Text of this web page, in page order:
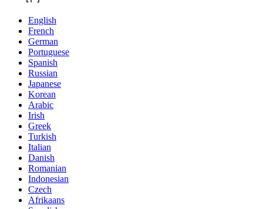
English
French
German
Portuguese
Spanish
Russian
Japanese
Korean
Arabic
Irish
Greek
Turkish
Italian
Danish
Romanian
Indonesian
Czech
Afrikaans